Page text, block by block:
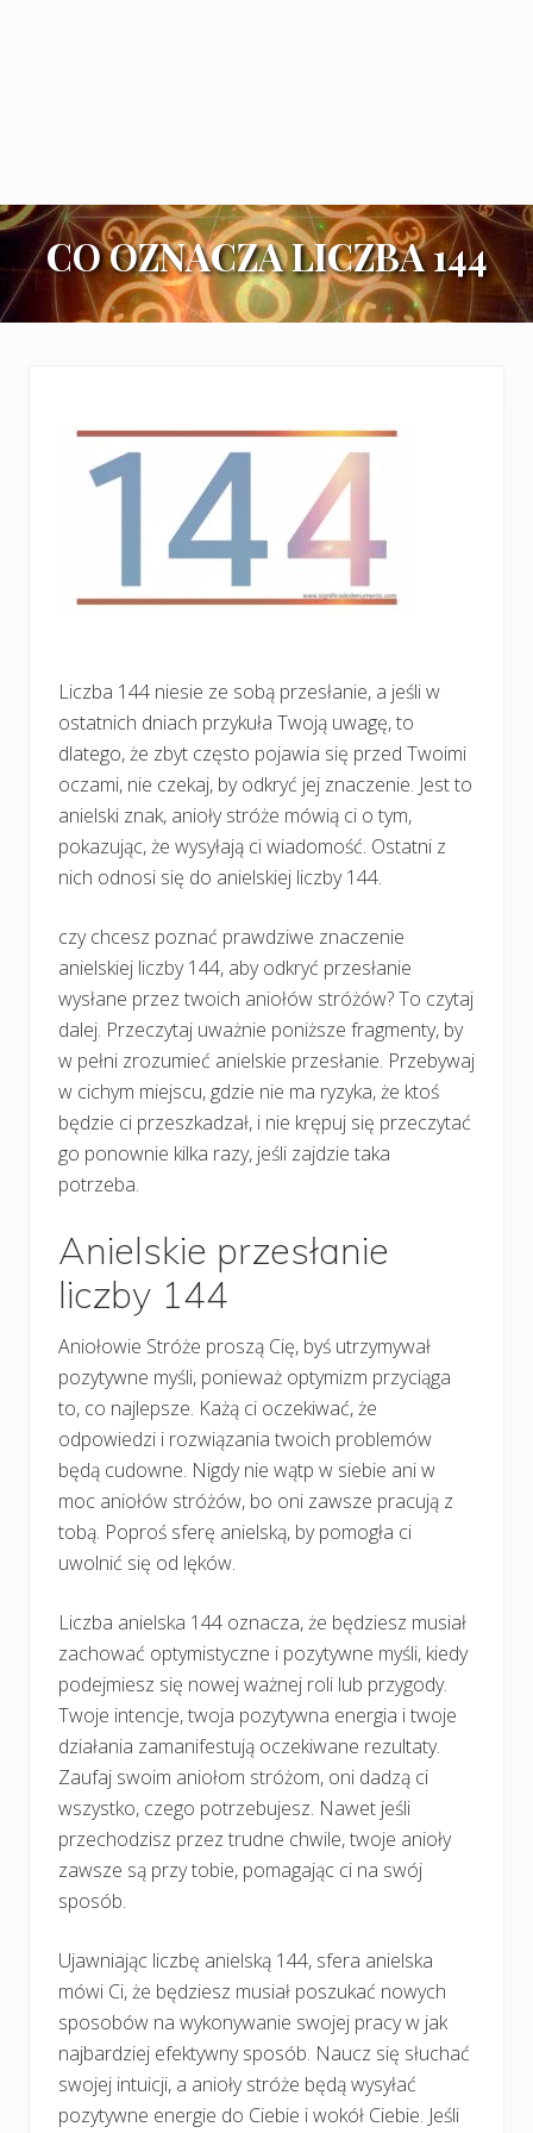
CO OZNACZA LICZBA 144
Liczba 144 niesie ze sobą przesłanie, a jeśli w
ostatnich dniach przykuła Twoją uwagę, to
dlatego, że zbyt często pojawia się przed Twoimi
oczami, nie czekaj, by odkryć jej znaczenie. Jest to
anielski znak, anioły stróże mówią ci o tym,
pokazując, że wysyłają ci wiadomość. Ostatni z
nich odnosi się do anielskiej liczby 144.
czy chcesz poznać prawdziwe znaczenie
anielskiej liczby 144, aby odkryć przesłanie
wysłane przez twoich aniołów stróżów? To czytaj
dalej. Przeczytaj uważnie poniższe fragmenty, by
w pełni zrozumieć anielskie przesłanie. Przebywaj
w cichym miejscu, gdzie nie ma ryzyka, że ktoś
będzie ci przeszkadzał, i nie krępuj się przeczytać
go ponownie kilka razy, jeśli zajdzie taka
potrzeba.
Anielskie przesłanie
liczby 144
Aniołowie Stróże proszą Cię, byś utrzymywał
pozytywne myśli, ponieważ optymizm przyciąga
to, co najlepsze. Każą ci oczekiwać, że
odpowiedzi i rozwiązania twoich problemów
będą cudowne. Nigdy nie wątp w siebie ani w
moc aniołów stróżów, bo oni zawsze pracują z
tobą. Poproś sferę anielską, by pomogła ci
uwolnić się od lęków.
Liczba anielska 144 oznacza, że będziesz musiał
zachować optymistyczne i pozytywne myśli, kiedy
podejmiesz się nowej ważnej roli lub przygody.
Twoje intencje, twoja pozytywna energia i twoje
działania zamanifestują oczekiwane rezultaty.
Zaufaj swoim aniołom stróżom, oni dadzą ci
wszystko, czego potrzebujesz. Nawet jeśli
przechodzisz przez trudne chwile, twoje anioły
zawsze są przy tobie, pomagając ci na swój
sposób.
Ujawniając liczbę anielską 144, sfera anielska
mówi Ci, że będziesz musiał poszukać nowych
sposobów na wykonywanie swojej pracy w jak
najbardziej efektywny sposób. Naucz się słuchać
swojej intuicji, a anioły stróże będą wysyłać
pozytywne energie do Ciebie i wokół Ciebie. Jeśli